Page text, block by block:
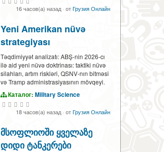
16 часов(а) назад · отГрузия Онлайн
Yeni Amerikan nüvə
strategiyası
Təqdimiyyət analizatı: ABŞ-nin 2026-cı
ilə aid yeni nüvə doktrinası: taktiki nüvə
silahları, artım riskləri, QSNV-nın bitməsi
və Tramp administrasiyasının mövqeyi.
Каталог: Military Science
18 часов(а) назад · отГрузия Онлайн
მსოფლიოში ყველაზე
დიდი ტანკერები